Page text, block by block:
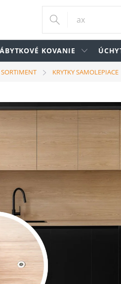
KOVANIE
KRYTKY SAMOLEPIACE